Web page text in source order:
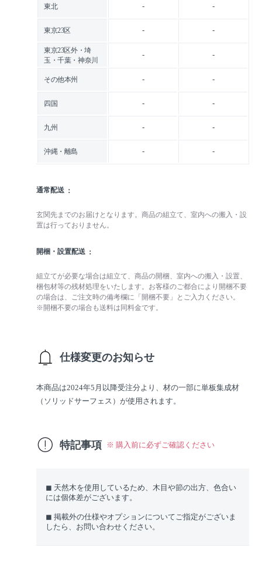
東北 - -
東京23区 - -
東京23区外・埼
玉・千葉・神奈川
- -
その他本州 - -
四国 - -
九州 - -
沖縄・離島 - -
通常配送
玄関先までのお届けとなります。商品の組立て、室内への搬入・設
置は行っておりません。
開梱・設置配送
組立てが必要な場合は組立て、商品の開梱、室内への搬入・設置、
梱包材等の残材処理をいたします。お客様のご都合により開梱不要
の場合は、ご注文時の備考欄に「開梱不要」とご入力ください。
※開梱不要の場合も送料は同料金です。
仕様変更のお知らせ
本商品は2024年5月以降受注分より、材の一部に単板集成材
（ソリッドサーフェス）が使用されます。
特記事項 ※ 購入前に必ずご確認ください
◼︎ 天然木を使用しているため、木目や節の出方、色合い
には個体差がございます。
◼︎ 掲載外の仕様やオプションについてご指定がございま
したら、お問い合わせください。